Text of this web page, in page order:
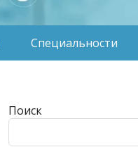
Специальности
Поиск